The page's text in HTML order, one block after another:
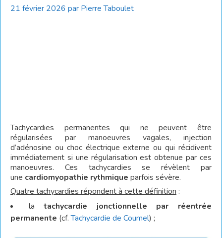
21 février 2026 par Pierre Taboulet
Tachycardies permanentes qui ne peuvent être
régularisées par manoeuvres vagales, injection
d’adénosine ou choc électrique externe ou qui récidivent
immédiatement si une régularisation est obtenue par ces
manoeuvres. Ces tachycardies se révèlent par
une cardiomyopathie rythmique parfois sévère.
Quatre tachycardies répondent à cette définition :
latachycardie jonctionnelle par réentrée
permanente (cf.Tachycardie de Coumel) ;